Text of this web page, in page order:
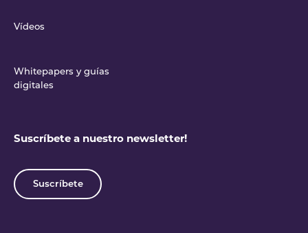
Vídeos
Whitepapers y guías
digitales
Suscríbete a nuestro newsletter!
Suscríbete